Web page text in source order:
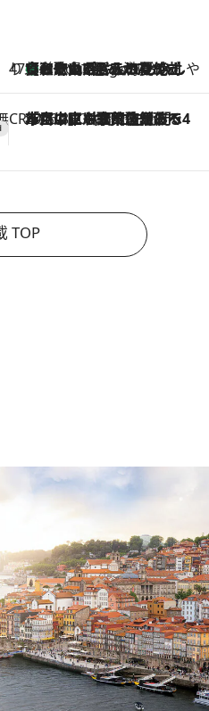
47都道府県の手みやげ ひんやりスイーツで夏を満喫
9 Hours Ago
【和歌山県】この夏絶対食べたい 冷やしておいしいおやつ3選 みかんがごろっと丸ごと入ったジュレ
CREA'S CHOICE
2026.8.7
「立川にも歌舞伎があるんだよ」 片岡仁左衛門・市川中車ら豪華座組みで4年目の立川立飛歌舞伎へ
TOP